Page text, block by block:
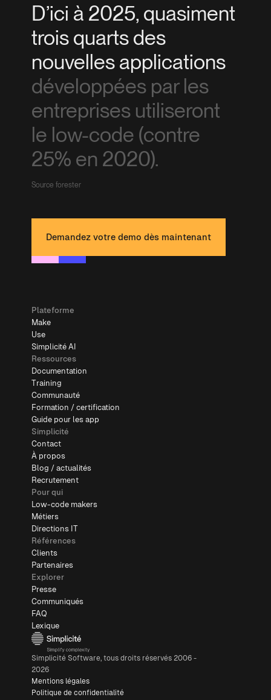
D’ici à 2025, quasiment
trois quarts des
nouvelles applications
développées par les
entreprises utiliseront
le low-code (contre
25% en 2020).
Source forester
Demandez votre demo dès maintenant
Simplicité Software, tous droits réservés 2006 -
2026
Mentions légales
Politique de confidentialité
Plateforme
Make
Use
Simplicité AI
Ressources
Documentation
Training
Communauté
Formation / certification
Guide pour les app
Simplicité
Contact
À propos
Blog / actualités
Recrutement
Pour qui
Low-code makers
Métiers
Directions IT
Références
Clients
Partenaires
Explorer
Presse
Communiqués
FAQ
Lexique